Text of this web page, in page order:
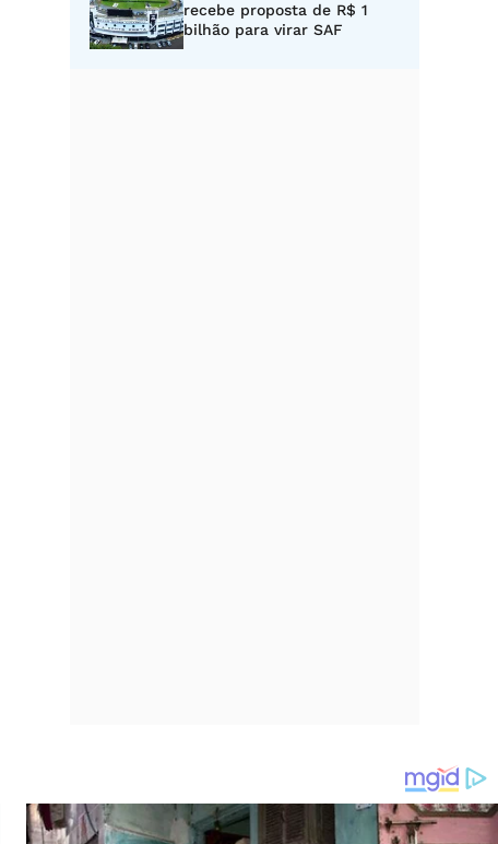
recebe proposta de R$ 1
bilhão para virar SAF